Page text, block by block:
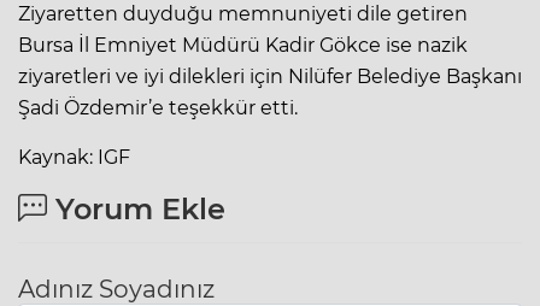
Ziyaretten duyduğu memnuniyeti dile getiren
Bursa İl Emniyet Müdürü Kadir Gökce ise nazik
ziyaretleri ve iyi dilekleri için Nilüfer Belediye Başkanı
Şadi Özdemir’e teşekkür etti.
Kaynak: IGF
Yorum Ekle
Adınız Soyadınız